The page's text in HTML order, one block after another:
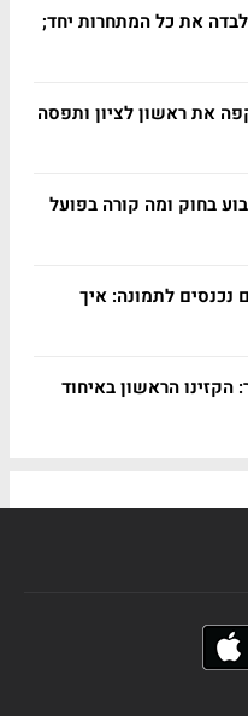
את כל המתחרות יחד;
את ראשון לציון ותפסה
בחוק ומה קורה בפועל
נכנסים לתמונה: איך
דולר: הקזינו הראשון באיחוד